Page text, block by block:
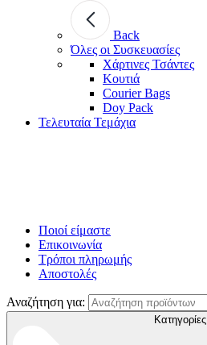
Back
Όλες οι Συσκευασίες
Χάρτινες Τσάντες
Κουτιά
Courier Bags
Doy Pack
Τελευταία Τεμάχια
Ποιοί είμαστε
Επικοινωνία
Τρόποι πληρωμής
Αποστολές
Αναζήτηση για:
Κατηγορίες